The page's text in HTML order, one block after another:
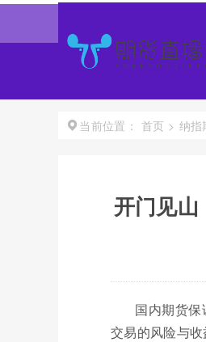
当前位置： 首页 > 纳指
开门见
国内期货
交易的风险与